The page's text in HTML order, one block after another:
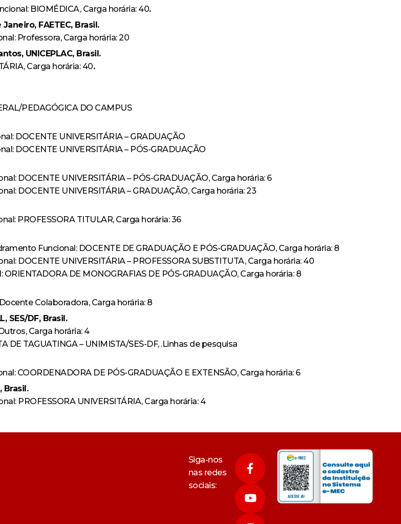
BIOMÉDICA, Carga horária: 40.
FAETEC, Brasil.
Professora, Carga horária: 20
UNICEPLAC, Brasil.
Carga horária: 40.
PEDAGÓGICA DO CAMPUS
DOCENTE UNIVERSITÁRIA – GRADUAÇÃO
DOCENTE UNIVERSITÁRIA – PÓS-GRADUAÇÃO
DOCENTE UNIVERSITÁRIA – PÓS-GRADUAÇÃO, Carga horária: 6
DOCENTE UNIVERSITÁRIA – GRADUAÇÃO, Carga horária: 23
PROFESSORA TITULAR, Carga horária: 36
Funcional: DOCENTE DE GRADUAÇÃO E PÓS-GRADUAÇÃO, Carga horária: 8
DOCENTE UNIVERSITÁRIA – PROFESSORA SUBSTITUTA, Carga horária: 40
DE MONOGRAFIAS DE PÓS-GRADUAÇÃO, Carga horária: 8
Colaboradora, Carga horária: 8
SES/DF, Brasil.
Carga horária: 4
TAGUATINGA – UNIMISTA/SES-DF, .Linhas de pesquisa
COORDENADORA DE PÓS-GRADUAÇÃO E EXTENSÃO, Carga horária: 6
Brasil.
PROFESSORA UNIVERSITÁRIA, Carga horária: 4
Siga-nos
nas redes
sociais: